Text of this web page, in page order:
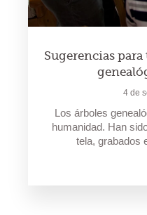
Sugerencias
4 de
Los árboles
humanidad. Han
tela, grabados